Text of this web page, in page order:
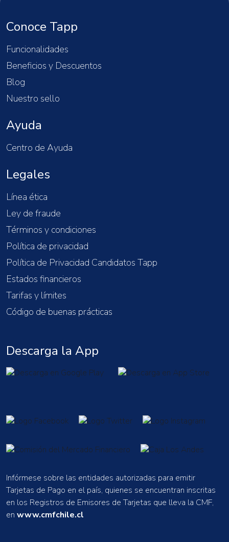
Descarga la App
Conoce Tapp
Funcionalidades
Beneficios y Descuentos
Blog
Nuestro sello
Ayuda
Centro de Ayuda
Legales
Línea ética
Ley de fraude
Términos y condiciones
Política de privacidad
Política de Privacidad Candidatos Tapp
Estados financieros
Tarifas y límites
Código de buenas prácticas
Infórmese sobre las entidades autorizadas para emitir
Tarjetas de Pago en el país, quienes se encuentran inscritas
en los Registros de Emisores de Tarjetas que lleva la CMF,
en www.cmfchile.cl